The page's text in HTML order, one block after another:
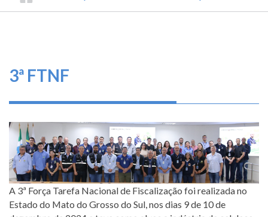
O
Fale
Conosco
Transparência
e
TRILHA
CONSELHO
FEDERAL
3ª FTNF
A 3ª Força Tarefa Nacional de Fiscalização foi realizada no
Estado do Mato do Grosso do Sul, nos dias 9 de 10 de